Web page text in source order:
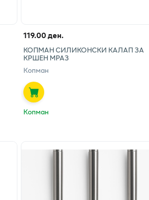
119.00 ден.
КОПМАН СИЛИКОНСКИ КАЛАП ЗА
КРШЕН МРАЗ
Копман
Копман